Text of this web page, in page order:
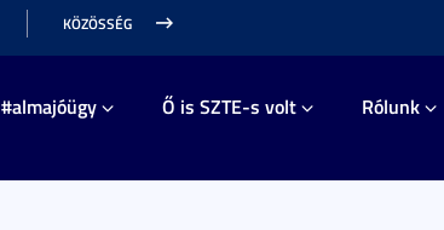
KÖZÖSSÉG
#almajóügy Ő is SZTE-s volt Rólunk